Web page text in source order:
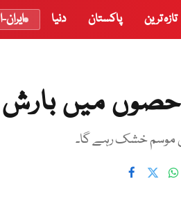
تازہ ترین پاکستان دنیا
میں بارش
موسم خشک رہے گا۔